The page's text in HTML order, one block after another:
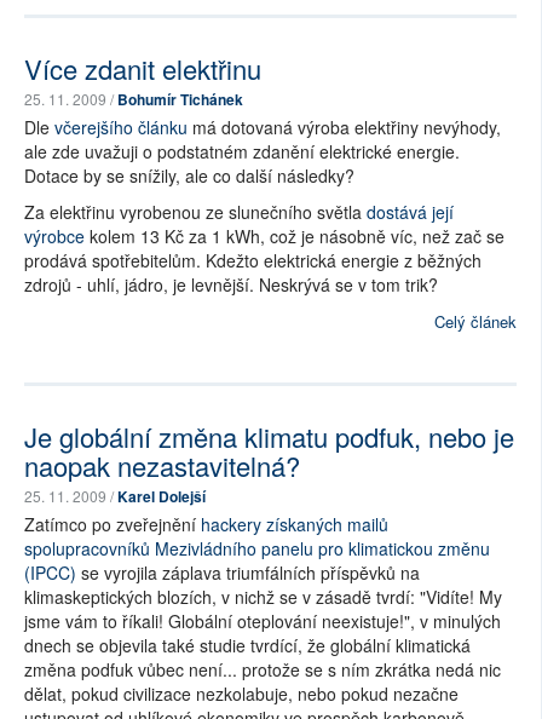
Více zdanit elektřinu
25. 11. 2009 /Bohumír Tichánek
Dle včerejšího článku má dotovaná výroba elektřiny nevýhody,
ale zde uvažuji o podstatném zdanění elektrické energie.
Dotace by se snížily, ale co další následky?
Za elektřinu vyrobenou ze slunečního světla dostává její
výrobce kolem 13 Kč za 1 kWh, což je násobně víc, než zač se
prodává spotřebitelům. Kdežto elektrická energie z běžných
zdrojů - uhlí, jádro, je levnější. Neskrývá se v tom trik?
Celý článek
Je globální změna klimatu podfuk, nebo je
naopak nezastavitelná?
25. 11. 2009 /Karel Dolejší
Zatímco po zveřejnění hackery získaných mailů
spolupracovníků Mezivládního panelu pro klimatickou změnu
(IPCC) se vyrojila záplava triumfálních příspěvků na
klimaskeptických blozích, v nichž se v zásadě tvrdí: "Vidíte! My
jsme vám to říkali! Globální oteplování neexistuje!", v minulých
dnech se objevila také studie tvrdící, že globální klimatická
změna podfuk vůbec není... protože se s ním zkrátka nedá nic
dělat, pokud civilizace nezkolabuje, nebo pokud nezačne